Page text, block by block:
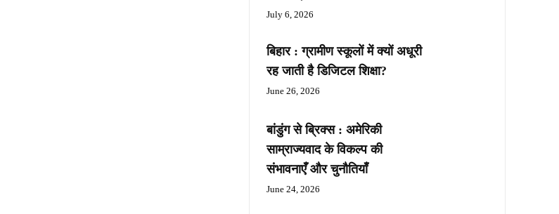
July 6, 2026
बिहार : ग्रामीण स्कूलों में क्यों अधूरी
रह जाती है डिजिटल शिक्षा?
June 26, 2026
बांडुंग से ब्रिक्स : अमेरिकी
साम्राज्यवाद के विकल्प की
संभावनाएँ और चुनौतियाँ
June 24, 2026